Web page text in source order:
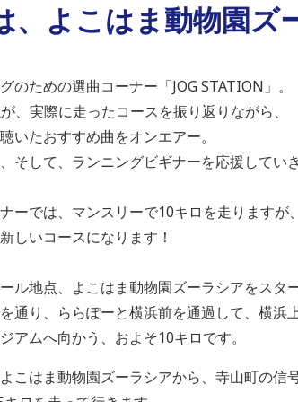
、よこはま動物園ズ
のための選曲コーナー「JOG STATION」。
、実際に走ったコースを振り返りながら、
いたおすすめ曲をオンエアー。
そして、ランニングビギナーを応援していき
ーでは、マンスリーで10キロを走りますが、
しいコースになります！
ル地点、よこはま動物園ズーラシアをスター
通り、ららぽーと横浜前を通過して、横浜
アムへ向かう、およそ10キロです。
こはま動物園ズーラシアから、寺山町の信